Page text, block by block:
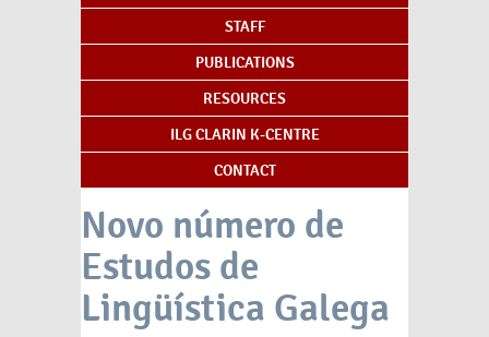
STAFF
PUBLICATIONS
RESOURCES
ILG CLARIN K-CENTRE
CONTACT
Novo número de
Estudos de
Lingüística Galega